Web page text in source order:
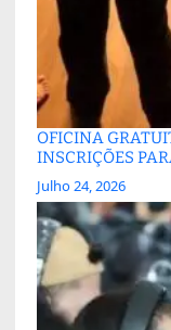
OFICINA
INSCRIÇÕES
Julho 24, 2026